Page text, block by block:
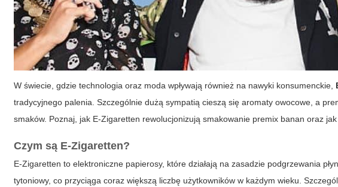
W świecie, gdzie technologia oraz moda wpływają również na nawyki konsumenckie,
tradycyjnego palenia. Szczególnie dużą sympatią cieszą się aromaty owocowe, a
smaków. Poznaj, jak E-Zigaretten rewolucjonizują smakowanie premix banan oraz
Czym są E-Zigaretten?
E-Zigaretten to elektroniczne papierosy, które działają na zasadzie podgrzewania
tytoniowy, co przyciąga coraz większą liczbę użytkowników w każdym wieku.